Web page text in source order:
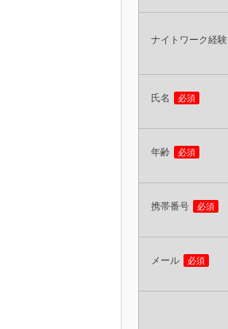
ナイトワーク経験
氏名 必須
年齢 必須
携帯番号 必須
メール 必須